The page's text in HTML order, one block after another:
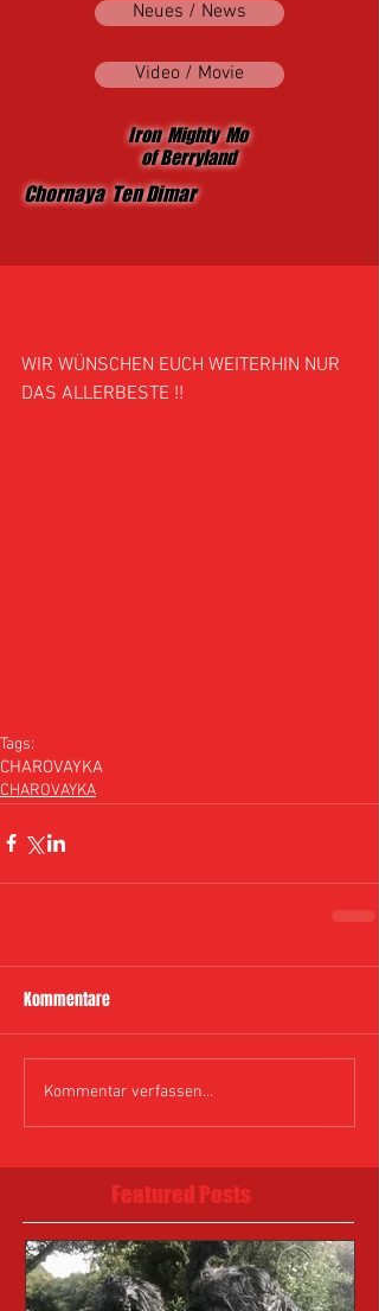
Neues / News
Video / Movie
Iron Mighty Mo
of Berryland
Chornaya Ten Dimar
WIR WÜNSCHEN EUCH WEITERHIN NUR
DAS ALLERBESTE !!
Tags:
CHAROVAYKA
CHAROVAYKA
Kommentare
Kommentar verfassen...
Featured Posts